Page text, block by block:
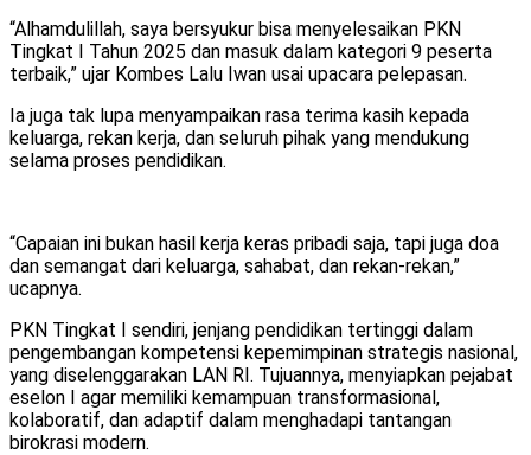
“Alhamdulillah, saya bersyukur bisa menyelesaikan PKN
Tingkat I Tahun 2025 dan masuk dalam kategori 9 peserta
terbaik,” ujar Kombes Lalu Iwan usai upacara pelepasan.
Ia juga tak lupa menyampaikan rasa terima kasih kepada
keluarga, rekan kerja, dan seluruh pihak yang mendukung
selama proses pendidikan.
“Capaian ini bukan hasil kerja keras pribadi saja, tapi juga doa
dan semangat dari keluarga, sahabat, dan rekan-rekan,”
ucapnya.
PKN Tingkat I sendiri, jenjang pendidikan tertinggi dalam
pengembangan kompetensi kepemimpinan strategis nasional,
yang diselenggarakan LAN RI. Tujuannya, menyiapkan pejabat
eselon I agar memiliki kemampuan transformasional,
kolaboratif, dan adaptif dalam menghadapi tantangan
birokrasi modern.